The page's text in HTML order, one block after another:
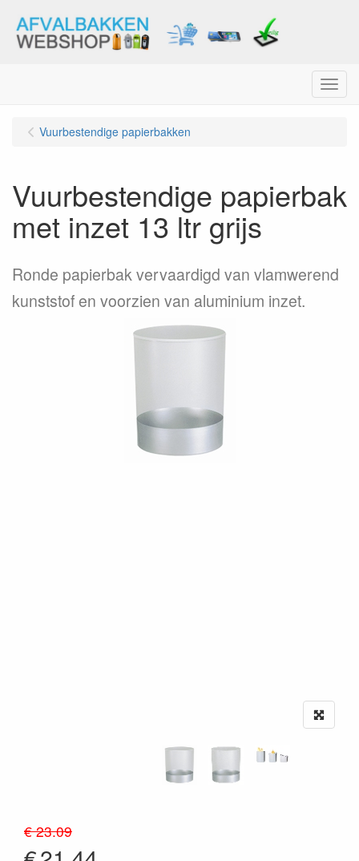
Menu
Vuurbestendige papierbakken
Vuurbestendige papierbak
met inzet 13 ltr grijs
Ronde papierbak vervaardigd van vlamwerend
kunststof en voorzien van aluminium inzet.
€ 23.09